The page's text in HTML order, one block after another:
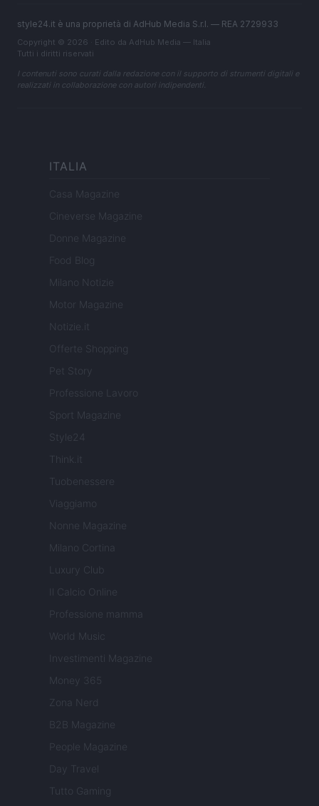
style24.it è una proprietà di AdHub Media S.r.l. — REA 2729933
Copyright © 2026 · Edito da AdHub Media — Italia
Tutti i diritti riservati
I contenuti sono curati dalla redazione con il supporto di strumenti digitali e
realizzati in collaborazione con autori indipendenti.
ITALIA
Casa Magazine
Cineverse Magazine
Donne Magazine
Food Blog
Milano Notizie
Motor Magazine
Notizie.it
Offerte Shopping
Pet Story
Professione Lavoro
Sport Magazine
Style24
Think.it
Tuobenessere
Viaggiamo
Nonne Magazine
Milano Cortina
Luxury Club
Il Calcio Online
Professione mamma
World Music
Investimenti Magazine
Money 365
Zona Nerd
B2B Magazine
People Magazine
Day Travel
Tutto Gaming